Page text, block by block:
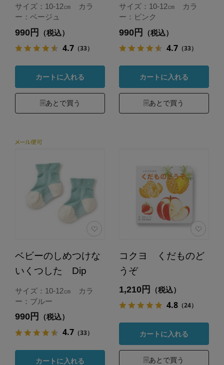
サイズ：10-12㎝ カラ
ー：ベージュ
990円 （税込）
4.7（33）
カートに入れる
あとで買う
サイズ：10-12㎝ カラ
ー：ピンク
990円 （税込）
4.7（33）
カートに入れる
あとで買う
ベビーのしめつけな
いくつした Dip
サイズ：10-12㎝ カラ
ー：ブルー
990円 （税込）
4.7（33）
カートに入れる
コクヨ くだものど
うぞ
1,210円 （税込）
4.8（24）
カートに入れる
あとで買う